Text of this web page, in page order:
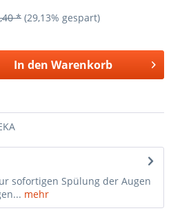
* (29,13% gespart)
In den Warenkorb
sofortigen Spülung der Augen
mehr